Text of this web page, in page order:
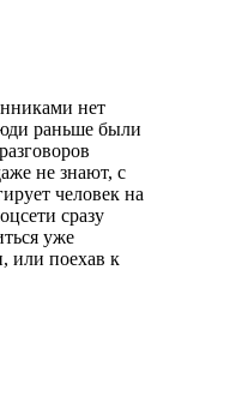
нет
раньше были
не знают, с
человек на
сразу
уже
или поехав к